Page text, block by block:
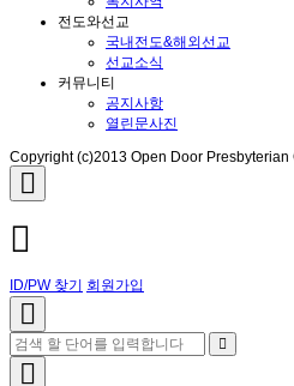
전도와선교
국내전도&해외선교
선교소식
커뮤니티
공지사항
열린문사진
Copyright (c)2013 Open Door
ID/PW 찾기 회원가입